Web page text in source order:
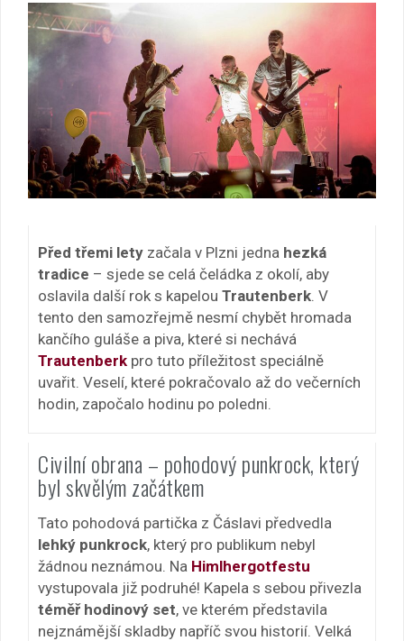
Před třemi lety začala v Plzni jedna hezká
tradice – sjede se celá čeládka z okolí, aby
oslavila další rok s kapelou Trautenberk . V
tento den samozřejmě nesmí chybět hromada
kančího guláše a piva, které si nechává
Trautenberk pro tuto příležitost speciálně
uvařit. Veselí, které pokračovalo až do večerních
hodin, započalo hodinu po poledni.
Civilní obrana – pohodový punkrock, který
byl skvělým začátkem
Tato pohodová partička z Čáslavi předvedla
lehký punkrock, který pro publikum nebyl
žádnou neznámou. Na Himlhergotfestu
vystupovala již podruhé! Kapela s sebou přivezla
téměř hodinový set, ve kterém představila
nejznámější skladby napříč svou historií. Velká